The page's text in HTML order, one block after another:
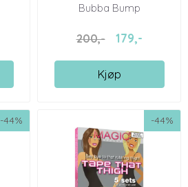
Bubba Bump
200,- 179,-
Kjøp
-44% -44%